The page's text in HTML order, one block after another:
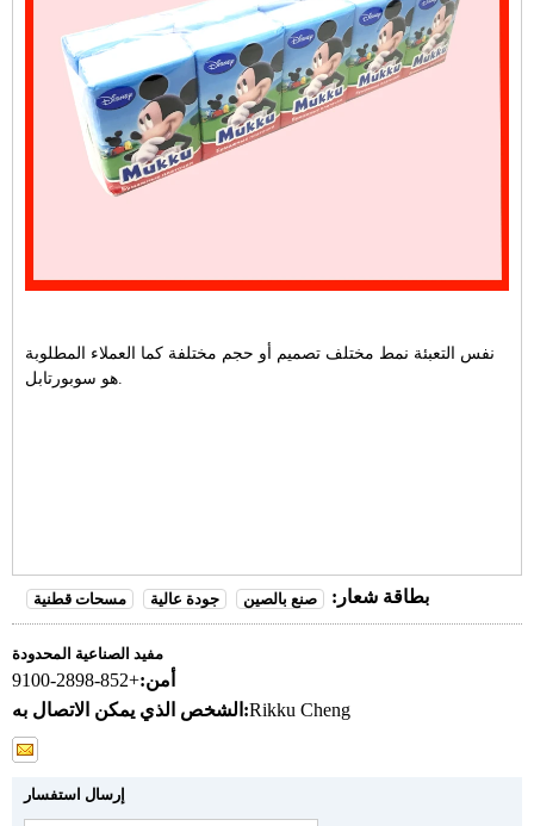
نفس التعبئة نمط مختلف تصميم أو حجم مختلفة كما العملاء المطلوبة
هو سوبورتابل.
بطاقة شعار: صنع بالصين جودة عالية مسحات قطنية
مفيد الصناعية المحدودة
أمن:+852-2898-9100
الشخص الذي يمكن الاتصال به:Rikku Cheng
إرسال استفسار